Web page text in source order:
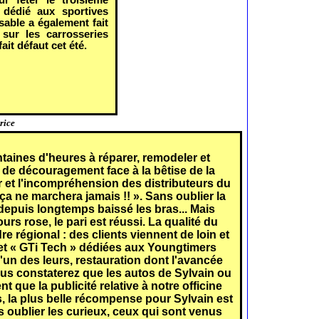
aux sportives
a également fait
les carrosseries
défaut cet été.
d'heures à réparer, remodeler et
découragement face à la bêtise de la
et l'incompréhension des distributeurs du
ne marchera jamais !! ». Sans oublier la
longtemps baissé les bras... Mais
rose, le pari est réussi. La qualité du
régional : des clients viennent de loin et
« GTi Tech » dédiées aux Youngtimers
des leurs, restauration dont l'avancée
constaterez que les autos de Sylvain ou
que la publicité relative à notre officine
la plus belle récompense pour Sylvain est
oublier les curieux, ceux qui sont venus